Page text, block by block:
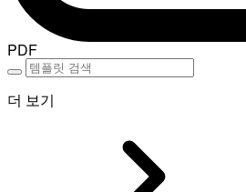
PDF
더 보기